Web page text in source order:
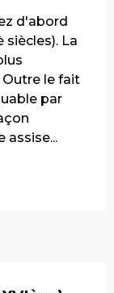
d'abord
siècles). La
Outre le fait
par
assise...